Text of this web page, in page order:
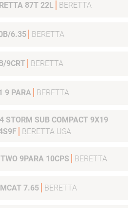
87T 22L BERETTA
6.35 BERETTA
9CRT BERETTA
9 PARA BERETTA
STORM SUB COMPACT 9X19
BERETTA USA
9PARA 10CPS BERETTA
7.65 BERETTA